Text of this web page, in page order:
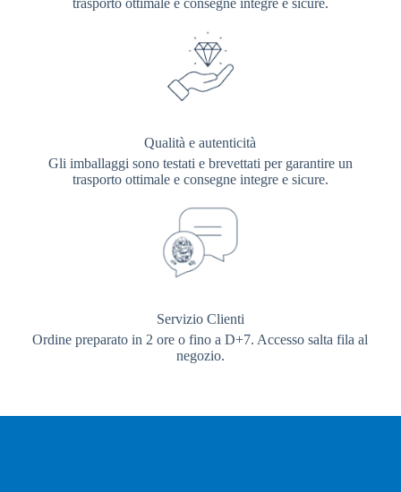
Qualità e autenticità
Gli imballaggi sono testati e brevettati per garantire un
trasporto ottimale e consegne integre e sicure.
Servizio Clienti
Ordine preparato in 2 ore o fino a D+7. Accesso salta fila al
negozio.